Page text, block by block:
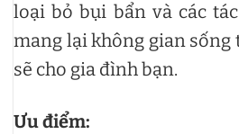
loại bỏ bụi bẩn và các
mang lại không gian sống
sẽ cho gia đình bạn.
Ưu điểm: